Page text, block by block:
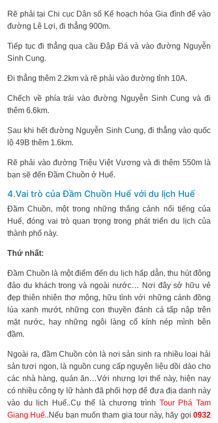
Rẽ phải tại Chi cục Dân số Kế hoạch hóa Gia đình để vào
đường Lê Lợi, đi thẳng 900m.
Tiếp tục đi thẳng qua cầu Đập Đá và vào đường Nguyễn
Sinh Cung.
Đi thẳng thêm 2.2km và rẽ phải vào đường tỉnh 10A.
Chếch về phía trái vào đường Nguyễn Sinh Cung và đi
thêm 6.6km.
Sau khi hết đường Nguyễn Sinh Cung, đi thẳng vào quốc
lộ 49B thêm 1.6km.
Rẽ phải vào đường Triệu Việt Vương và đi thêm 550m là
bạn sẽ đến Đầm Chuồn ở Huế.
4.Vai trò của Đầm Chuồn Huế với du lịch Huế
Đầm Chuồn, một trong những thắng cảnh nổi tiếng của
Huế, đóng vai trò quan trọng trong phát triển du lịch của
thành phố này.
Thứ nhất:
Đầm Chuồn là một điểm đến du lịch hấp dẫn, thu hút đông
đảo du khách trong và ngoài nước… Nơi đây sở hữu vẻ
đẹp thiên nhiên thơ mộng, hữu tình với những cánh đồng
lúa xanh mướt, những con thuyền đánh cá tấp nập trên
mặt nước, hay những ngôi làng cổ kính nép mình bên
đầm.
Ngoài ra, đầm Chuồn còn là nơi sản sinh ra nhiều loại hải
sản tươi ngon, là nguồn cung cấp nguyên liệu dồi dào cho
các nhà hàng, quán ăn…Với nhưng lợi thế này, hiện nay
có nhiều công ty lữ hành đã phối hợp để đưa địa danh này
vào du lịch Huế..Cụ thể là chương trình Tour Phá Tam
Giang Huế..Nếu bạn muốn tham gia tour này, hãy gọi0932